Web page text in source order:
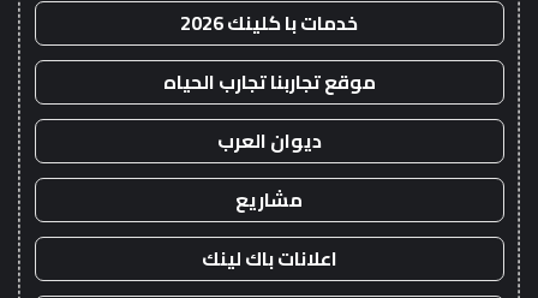
خدمات با كلينك 2026
موقع تجاربنا تجارب الحياه
ديوان العرب
مشاريع
اعلانات باك لينك